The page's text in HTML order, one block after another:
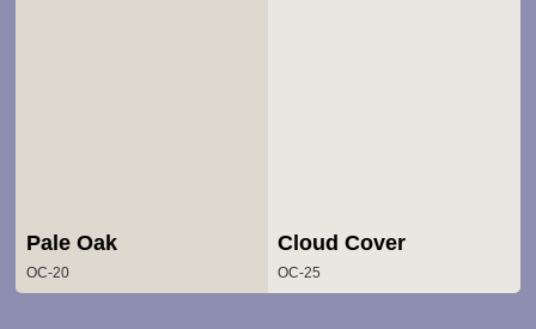
Pale Oak
OC-20
Cloud Cover
OC-25